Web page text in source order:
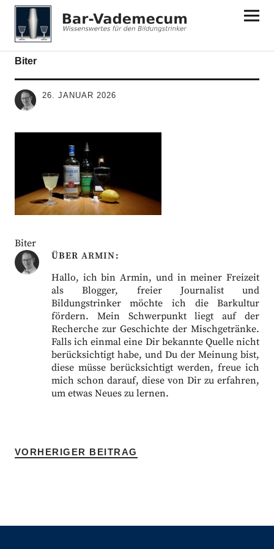
Bar-Vademecum
Biter
26. JANUAR 2026
Biter
ÜBER ARMIN
Hallo, ich bin Armin, und in meiner Freizeit
als Blogger, freier Journalist und
Bildungstrinker möchte ich die Barkultur
fördern. Mein Schwerpunkt liegt auf der
Recherche zur Geschichte der Mischgetränke.
Falls ich einmal eine Dir bekannte Quelle nicht
berücksichtigt habe, und Du der Meinung bist,
diese müsse berücksichtigt werden, freue ich
mich schon darauf, diese von Dir zu erfahren,
um etwas Neues zu lernen.
VORHERIGER BEITRAG